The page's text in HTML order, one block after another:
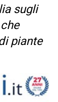
sugli
piante